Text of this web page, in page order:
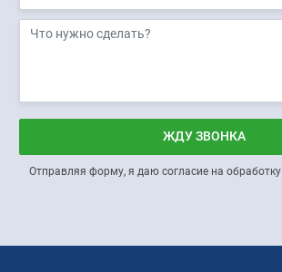
ЖДУ ЗВОНКА
Отправляя форму, я даю согласие на обработку